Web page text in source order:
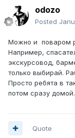
odozo
Posted
Можно и поваром
Например,
экскурсовод,
только выбирай.
Просто ребята в
потом сразу домой.
Quote